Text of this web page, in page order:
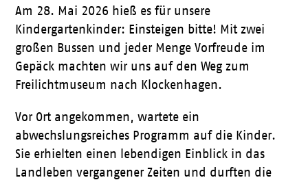
Am 28. Mai 2026 hieß es für unsere
Kindergartenkinder: Einsteigen bitte! Mit zwei
großen Bussen und jeder Menge Vorfreude im
Gepäck machten wir uns auf den Weg zum
Freilichtmuseum nach Klockenhagen.
Vor Ort angekommen, wartete ein
abwechslungsreiches Programm auf die Kinder.
Sie erhielten einen lebendigen Einblick in das
Landleben vergangener Zeiten und durften die